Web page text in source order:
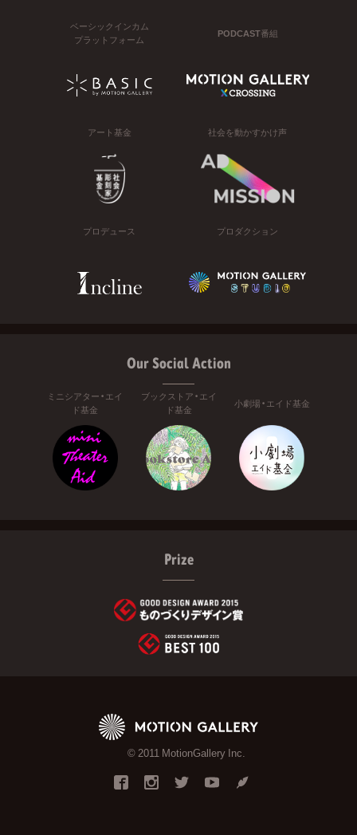
ベーシックインカム
プラットフォーム
PODCAST番組
アート基金 社会を動かすかけ声
プロデュース プロダクション
Our Social Action
ミニシアター・エイ
ド基金
ブックストア・エイ
ド基金
小劇場・エイド基金
Prize
© 2011 MotionGallery Inc.